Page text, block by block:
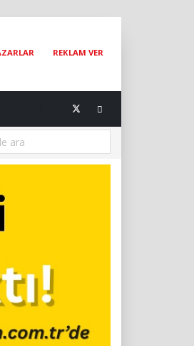
REKLAM VER
Kurtarmak Bir Hayat Kurtarmaktır